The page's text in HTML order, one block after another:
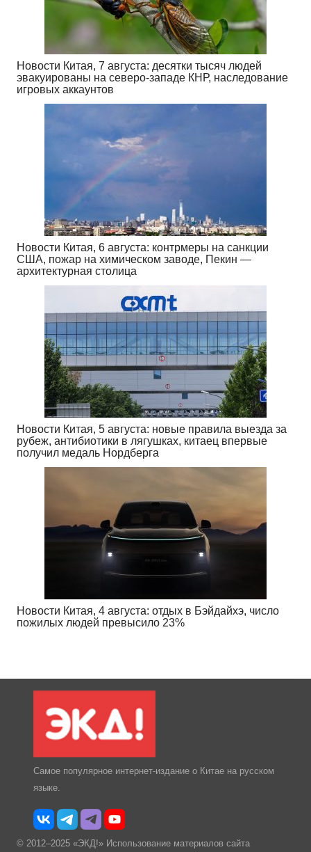
Новости Китая, 7 августа: десятки тысяч людей
эвакуированы на северо-западе КНР, наследование
игровых аккаунтов
Новости Китая, 6 августа: контрмеры на санкции
США, пожар на химическом заводе, Пекин —
архитектурная столица
Новости Китая, 5 августа: новые правила выезда за
рубеж, антибиотики в лягушках, китаец впервые
получил медаль Нордберга
Новости Китая, 4 августа: отдых в Бэйдайхэ, число
пожилых людей превысило 23%
Самое популярное интернет-издание о Китае на русском
языке.
© 2012–2025 «ЭКД!» Использование материалов сайта